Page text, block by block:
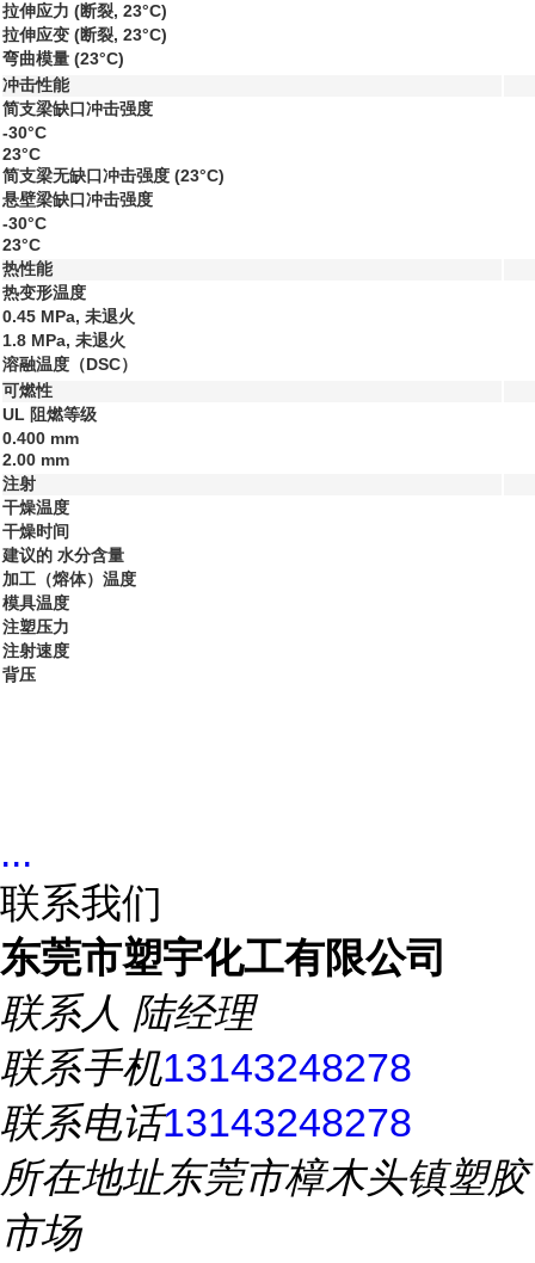
拉伸应力 (断裂, 23°C)
拉伸应变 (断裂, 23°C)
弯曲模量 (23°C)
冲击性能
简支梁缺口冲击强度
-30°C
23°C
简支梁无缺口冲击强度 (23°C)
悬壁梁缺口冲击强度
-30°C
23°C
热性能
热变形温度
0.45 MPa, 未退火
1.8 MPa, 未退火
溶融温度（DSC）
可燃性
UL 阻燃等级
0.400 mm
2.00 mm
注射
干燥温度
干燥时间
建议的 水分含量
加工（熔体）温度
模具温度
注塑压力
注射速度
背压
...
联系我们
东莞市塑宇化工有限公司
联系人 陆经理
联系手机13143248278
联系电话13143248278
所在地址东莞市樟木头镇塑胶
市场